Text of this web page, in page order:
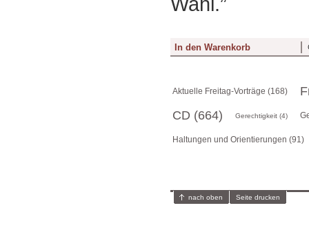
Aktuelle Freitag-Vorträge (168)
CD (664)
Gerechtigkeit (4)
Haltungen und Orientierungen (91)
nach oben Seite drucken